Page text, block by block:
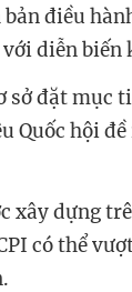
bản điều
diễn biến
sở đặt mục
Quốc hội
xây dựng
có thể